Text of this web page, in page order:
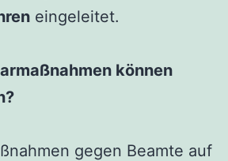
eingeleitet.
können
gegen Beamte auf